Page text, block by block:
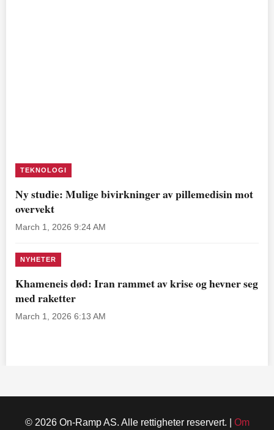
TEKNOLOGI
Ny studie: Mulige bivirkninger av pillemedisin mot
overvekt
March 1, 2026 9:24 AM
NYHETER
Khameneis død: Iran rammet av krise og hevner seg
med raketter
March 1, 2026 6:13 AM
© 2026 On-Ramp AS. Alle rettigheter reservert. | Om